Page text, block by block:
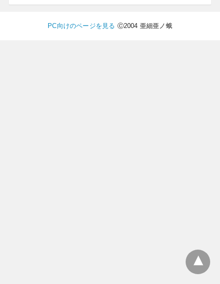
PC向けのページを見る Ⓒ2004 亜細亜ノ蛾